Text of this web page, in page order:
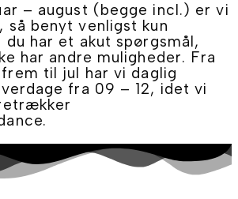
– august (begge incl.) er vi
så benyt venligst kun
har et akut spørgsmål,
har andre muligheder. Fra
til jul har vi daglig
fra 09 – 12, idet vi